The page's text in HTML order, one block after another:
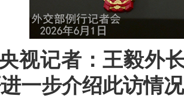
视记者：王毅外
一步介绍此访情